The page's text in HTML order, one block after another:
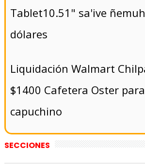
Tablet10.51" sa'ive
dólares
Liquidación Walmart
$1400 Cafetera Oster
capuchino
SECCIONES